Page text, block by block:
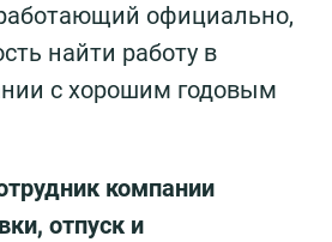
официально,
найти работу в
с хорошим годовым
компании
отпуск и